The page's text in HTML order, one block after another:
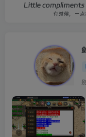
Little compliments
有时候，一